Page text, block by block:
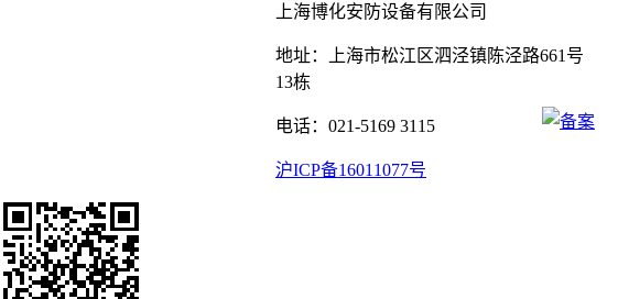
上海博化安防设备有限公司
地址：上海市松江区泗泾镇陈泾路661号
13栋
电话：021-5169 3115
沪ICP备16011077号